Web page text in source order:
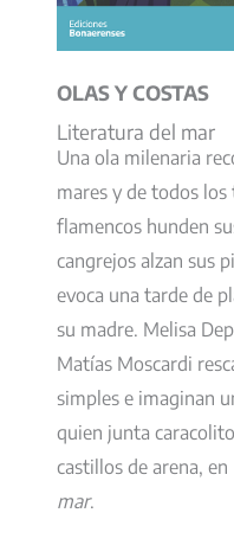
OLAS Y COSTAS
Literatura del mar
Una ola milenaria
mares y de todos
flamencos hunden
cangrejos alzan sus
evoca una tarde de
su madre. Melisa
Matías Moscardi
simples e imaginan
quien junta
castillos de arena, en
mar.